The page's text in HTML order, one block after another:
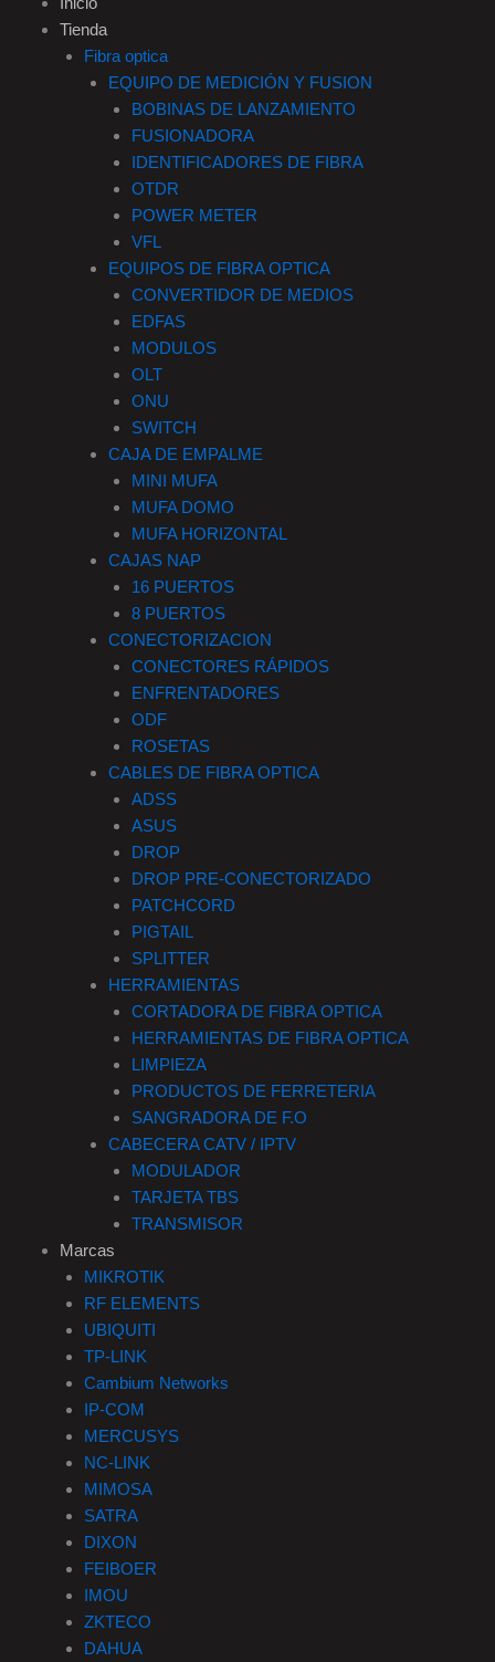
b a
g
r
a
m
o
k d
i
n
Tienda
Fibra optica
EQUIPO DE MEDICIÓN Y FUSION
BOBINAS DE LANZAMIENTO
FUSIONADORA
IDENTIFICADORES DE FIBRA
OTDR
POWER METER
VFL
EQUIPOS DE FIBRA OPTICA
CONVERTIDOR DE MEDIOS
EDFAS
MODULOS
OLT
ONU
SWITCH
CAJA DE EMPALME
MINI MUFA
MUFA DOMO
MUFA HORIZONTAL
CAJAS NAP
16 PUERTOS
8 PUERTOS
CONECTORIZACION
CONECTORES RÁPIDOS
ENFRENTADORES
ODF
ROSETAS
CABLES DE FIBRA OPTICA
ADSS
ASUS
DROP
DROP PRE-CONECTORIZADO
PATCHCORD
PIGTAIL
SPLITTER
HERRAMIENTAS
CORTADORA DE FIBRA OPTICA
HERRAMIENTAS DE FIBRA OPTICA
LIMPIEZA
PRODUCTOS DE FERRETERIA
SANGRADORA DE F.O
CABECERA CATV / IPTV
MODULADOR
TARJETA TBS
TRANSMISOR
Marcas
MIKROTIK
RF ELEMENTS
UBIQUITI
TP-LINK
Cambium Networks
IP-COM
MERCUSYS
NC-LINK
MIMOSA
SATRA
DIXON
FEIBOER
IMOU
ZKTECO
DAHUA